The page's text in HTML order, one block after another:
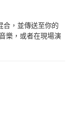
合，並傳送至你的
樂，或者在現場演